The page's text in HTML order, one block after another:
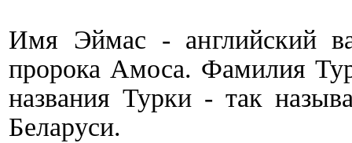
Имя Эймас - английский
пророка Амоса. Фамилия
названия Турки - так
Беларуси.